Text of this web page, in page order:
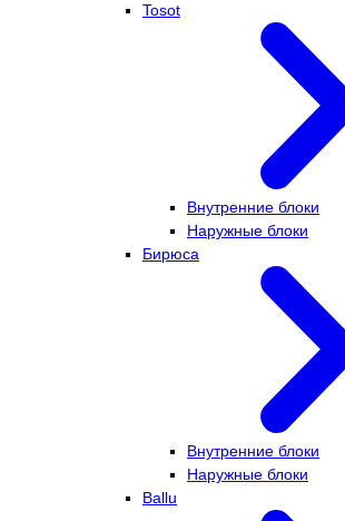
Tosot
Внутренние блоки
Наружные блоки
Бирюса
Внутренние блоки
Наружные блоки
Ballu